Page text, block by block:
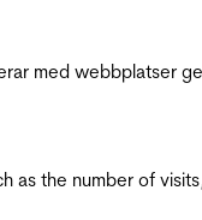
med webbplatser
as the number of